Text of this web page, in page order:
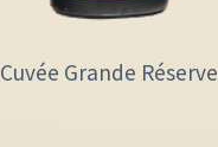
Cuvée Grande Réserve